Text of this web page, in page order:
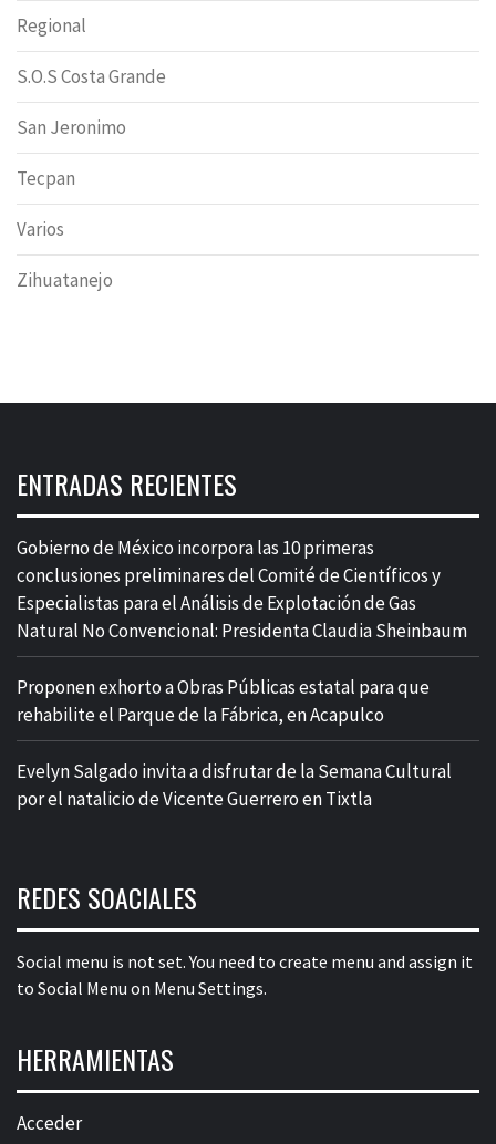
Regional
S.O.S Costa Grande
San Jeronimo
Tecpan
Varios
Zihuatanejo
ENTRADAS RECIENTES
Gobierno de México incorpora las 10 primeras
conclusiones preliminares del Comité de Científicos y
Especialistas para el Análisis de Explotación de Gas
Natural No Convencional: Presidenta Claudia Sheinbaum
Proponen exhorto a Obras Públicas estatal para que
rehabilite el Parque de la Fábrica, en Acapulco
Evelyn Salgado invita a disfrutar de la Semana Cultural
por el natalicio de Vicente Guerrero en Tixtla
REDES SOACIALES
Social menu is not set. You need to create menu and assign it
to Social Menu on Menu Settings.
HERRAMIENTAS
Acceder